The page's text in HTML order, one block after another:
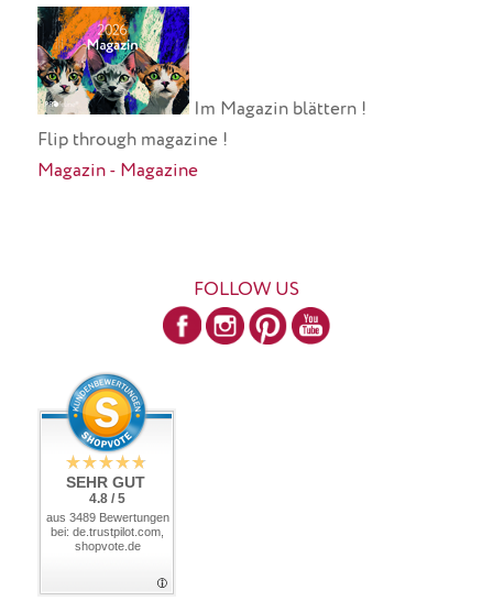
Im Magazin blättern !
Flip through magazine !
Magazin - Magazine
FOLLOW US
SEHR GUT
4.8 / 5
aus 3489 Bewertungen
bei: de.trustpilot.com,
shopvote.de